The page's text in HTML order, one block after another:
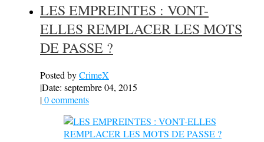
LES EMPREINTES : VONT-
ELLES REMPLACER LES MOTS
DE PASSE ?
Posted byCrimeX
|Date: septembre 04, 2015
|0 comments